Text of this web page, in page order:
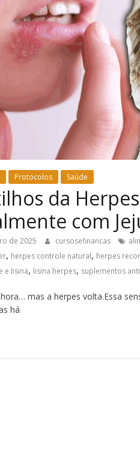
Protocolos Saúde
da
com
de 2025 cursosefinancas
, herpes controle natural, herpes
e lisina, lisina herpes, suplementos
mas a herpes volta.Essa
há